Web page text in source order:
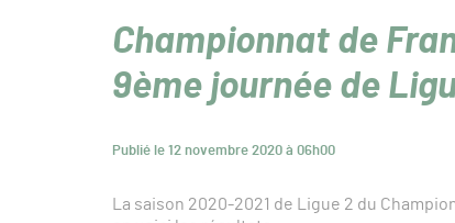
Championnat de
9ème journée de
Publié le 12 novembre 2020 à 06h00
La saison 2020-2021 de Ligue 2 du